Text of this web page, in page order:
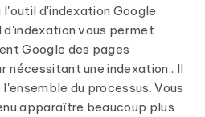
l'outil d'indexation Google
vous permet
Google des pages
nécessitant une indexation.. Il
du processus. Vous
apparaître beaucoup plus